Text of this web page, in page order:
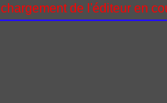
chargement de l'éditeur en